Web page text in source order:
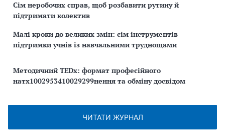
Сім неробочих справ, щоб розбавити рутину й
підтримати колектив
Малі кроки до великих змін: сім інструментів
підтримки учнів із навчальними труднощами
Методичний TEDx: формат професійного
натх1002953410029299нення та обміну досвідом
ЧИТАТИ ЖУРНАЛ